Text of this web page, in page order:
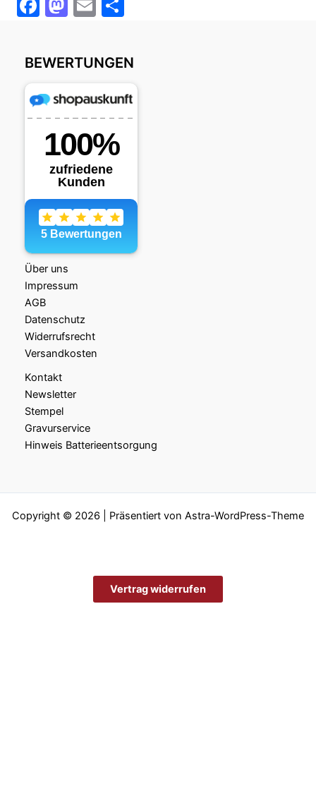
c
e
b
o
o
k
st
o
d
o
n
ai
l
le
n
BEWERTUNGEN
Über uns
Impressum
AGB
Datenschutz
Widerrufsrecht
Versandkosten
Kontakt
Newsletter
Stempel
Gravurservice
Hinweis Batterieentsorgung
Copyright © 2026 | Präsentiert von Astra-WordPress-Theme
Vertrag widerrufen